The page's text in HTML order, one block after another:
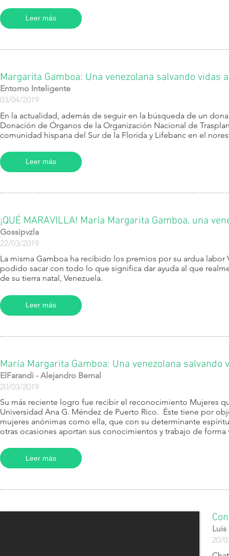
Leer más
Margarita Gamboa: Una venezolana salvando vidas
Entorno Inteligente
03/04/2019
​En la actualidad, además de seguir en la búsqueda de un
Donación de Órganos de la Organización Nacional de
comunidad hispana del Sur de la Florida y Lifebanc en el
Leer más
¡QUÉ MARAVILLA! María Margarita Gamboa, una
Gossipvzla
22/03/2019
​La misma Gamboa ha recibido los premios por su ardua
podido sacar con todo lo que significa dar ayuda al que
de su tierra natal, Venezuela.
Leer más
María Margarita Gamboa: Una venezolana
ElFarandi - Alejandro Bernal
20/03/2019
​Su más reciente logro fue recibir el reconocimiento Mujeres
Universidad Ana G. Méndez de Puerto Rico. Éste tiene por
mujeres anónimas como ella, que con su determinante
otras ocasiones aportan sus conocimientos y trabajo de
Leer más
20/